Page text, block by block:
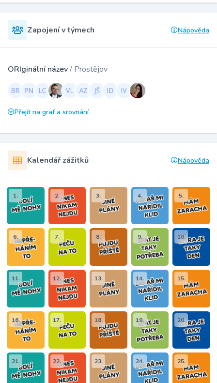
Zapojení v týmech Nápověda
ORIginální název/ Prostějov
Přejít na graf a srovnání
Kalendář zážitků Nápověda
1. 2. 3. 4. 5.
6. 7. 8. 9. 10.
11. 12. 13. 14. 15.
16. 17. 18. 19. 20.
21. 22. 23. 24. 25.